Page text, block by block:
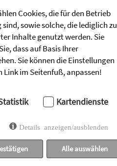
Cookies, die für den Betrieb
sowie solche, die lediglich zu
Inhalte genutzt werden. Sie
dass auf Basis Ihrer
Sie können die Einstellungen
Link im Seitenfuß, anpassen!
Kartendienste
Details anzeigen/ausblenden
Alle auswählen